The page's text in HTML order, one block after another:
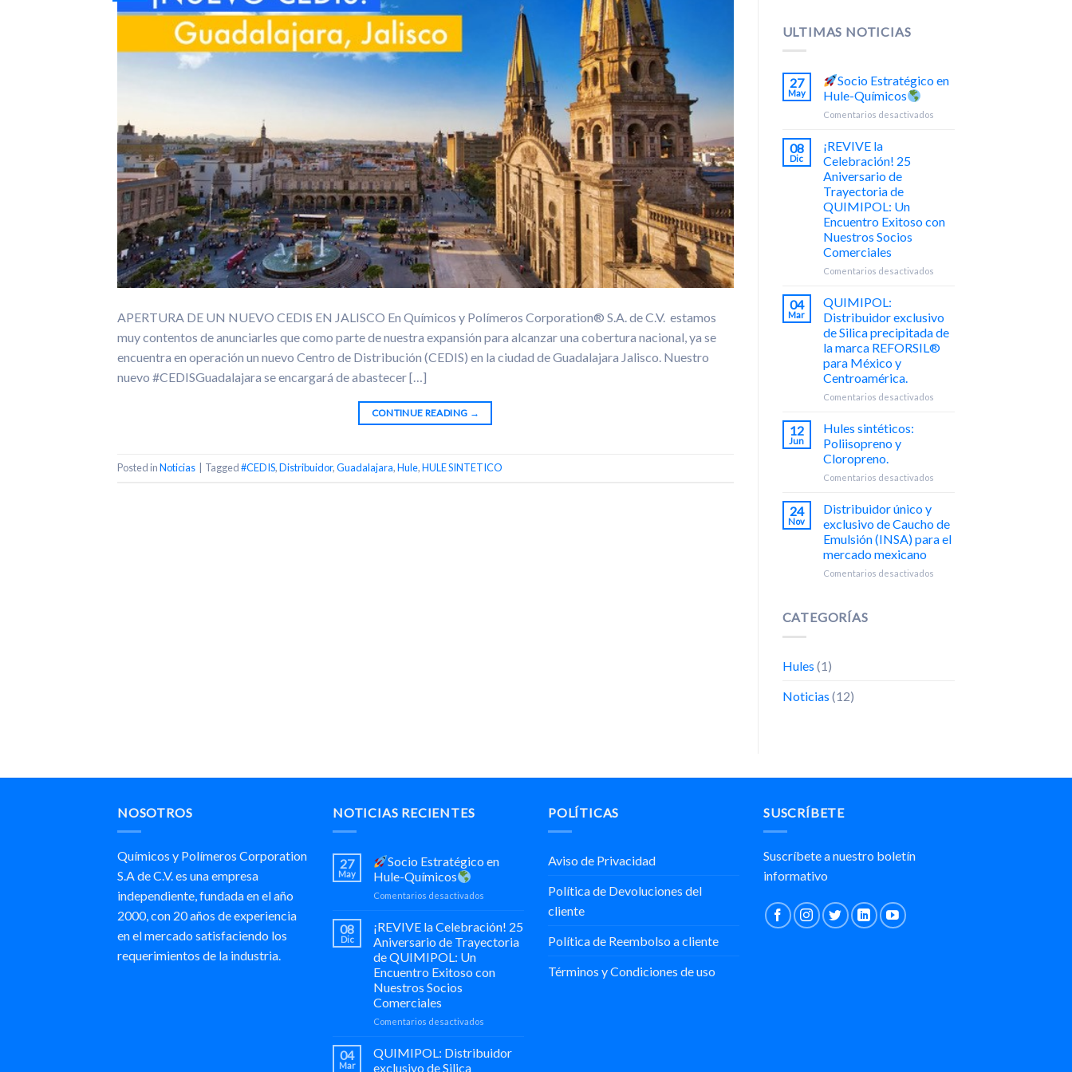
APERTURA DE UN NUEVO CEDIS EN JALISCO En Químicos y Polímeros Corporation® S.A. de C.V. estamos
muy contentos de anunciarles que como parte de nuestra expansión para alcanzar una cobertura nacional, ya se
encuentra en operación un nuevo Centro de Distribución (CEDIS) en la ciudad de Guadalajara Jalisco. Nuestro
nuevo #CEDISGuadalajara se encargará de abastecer […]
CONTINUE READING →
Posted inNoticias Tagged#CEDIS,Distribuidor,Guadalajara,Hule,HULE SINTETICO
ULTIMAS NOTICIAS
27
May
Socio Estratégico en
Hule-Químicos
Comentarios desactivadosen
08
Dic
¡REVIVE la
Celebración! 25
Aniversario de
Trayectoria de
QUIMIPOL: Un
Encuentro Exitoso con
Nuestros Socios
Comerciales
Comentarios desactivadosen
25
Aniversario
de
04
Mar
QUIMIPOL:
Distribuidor exclusivo
de Silica precipitada de
la marca REFORSIL®
para México y
Centroamérica.
Comentarios desactivadosen
precipitada
marca
REFORSIL®
para
y
12
Jun
Hules sintéticos:
Poliisopreno y
Cloropreno.
Comentarios desactivadosen
y
Cloropreno.
24
Nov
Distribuidor único y
exclusivo de Caucho de
Emulsión (INSA) para el
mercado mexicano
Comentarios desactivadosen
CATEGORÍAS
Hules (1)
Noticias (12)
NOSOTROS
Químicos y Polímeros Corporation
S.A de C.V. es una empresa
independiente, fundada en el año
2000, con 20 años de experiencia
en el mercado satisfaciendo los
requerimientos de la industria.
NOTICIAS RECIENTES
27
May
Socio Estratégico en
Hule-Químicos
Comentarios desactivados
Socio
en
Químicos
08
Dic
¡REVIVE la Celebración! 25
Aniversario de Trayectoria
de QUIMIPOL: Un
Encuentro Exitoso con
Nuestros Socios
Comerciales
Comentarios desactivados
04
Mar
QUIMIPOL: Distribuidor
exclusivo de Silica
POLÍTICAS
Aviso de Privacidad
Política de Devoluciones del
cliente
Política de Reembolso a cliente
Términos y Condiciones de uso
SUSCRÍBETE
Suscríbete a nuestro boletín
informativo